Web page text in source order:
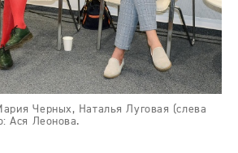
Черных, Наталья Луговая (слева
Ася Леонова.